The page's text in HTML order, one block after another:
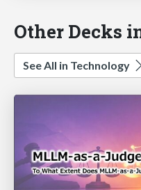
Other Decks
See All in Technology